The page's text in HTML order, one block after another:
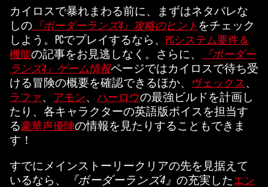
生
を
ク
リ
ッ
ク
す
と
ube
の
カイロスで暴れまわる前に、まずはネタバレな
しの 『ボーダーランズ4』攻略のヒント をチェック
しよう。PCでプレイするなら、 PCシステム要件＆
機能の記事をお見逃しなく。さらに、
『ボーダー
ランズ4』ゲーム情報ページではカイロスで待ち受
ける冒険の概要を確認できるほか、
ヴェックス 、
ラファ 、 アモン、 ハーロウの最強ビルドを計画し
たり、各キャラクターの英語版ボイスを担当す
る豪華声優陣の情報を見たりすることもできま
す！
すでにメインストーリークリアの先を見据えて
いるなら、
『ボーダーランズ4』 の充実したエン